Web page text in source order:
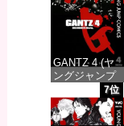
価格：¥100
GANTZ 4 (ヤ
ングジャンプ
コミックス
DIGITAL)
7位